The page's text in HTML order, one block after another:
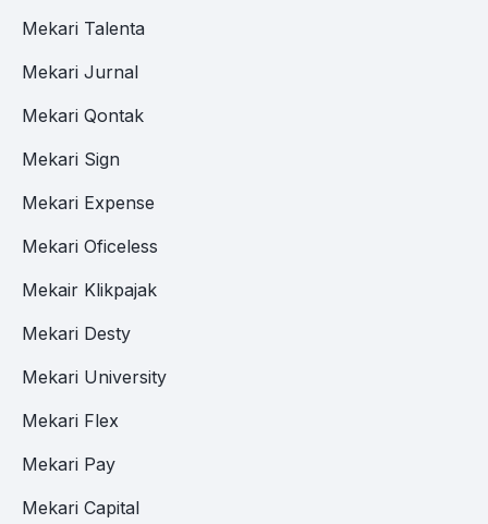
Mekari Talenta
Mekari Jurnal
Mekari Qontak
Mekari Sign
Mekari Expense
Mekari Oficeless
Mekair Klikpajak
Mekari Desty
Mekari University
Mekari Flex
Mekari Pay
Mekari Capital